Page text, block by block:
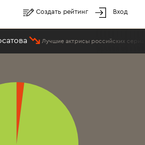
Создать рейтинг Вход
российских сериалов #18